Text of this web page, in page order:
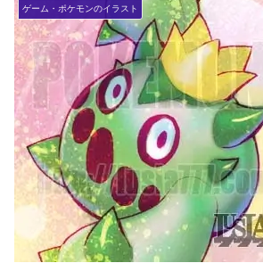
ゲーム・ポケモンのイラスト